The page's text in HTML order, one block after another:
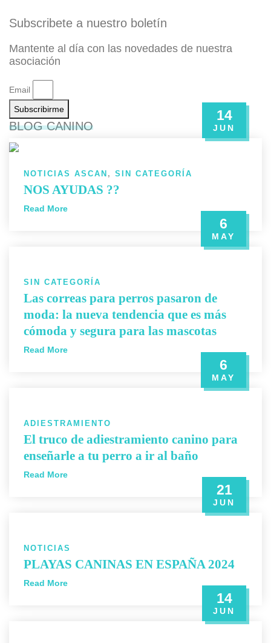
Subscribete a nuestro boletín
Mantente al día con las novedades de nuestra
asociación
Email
Subscribirme
BLOG CANINO
14
JUN
NOTICIAS ASCAN , SIN CATEGORÍA
NOS AYUDAS ??
Read More
6
MAY
SIN CATEGORÍA
Las correas para perros pasaron de
moda: la nueva tendencia que es más
cómoda y segura para las mascotas
Read More
6
MAY
ADIESTRAMIENTO
El truco de adiestramiento canino para
enseñarle a tu perro a ir al baño
Read More
21
JUN
NOTICIAS
PLAYAS CANINAS EN ESPAÑA 2024
Read More
14
JUN